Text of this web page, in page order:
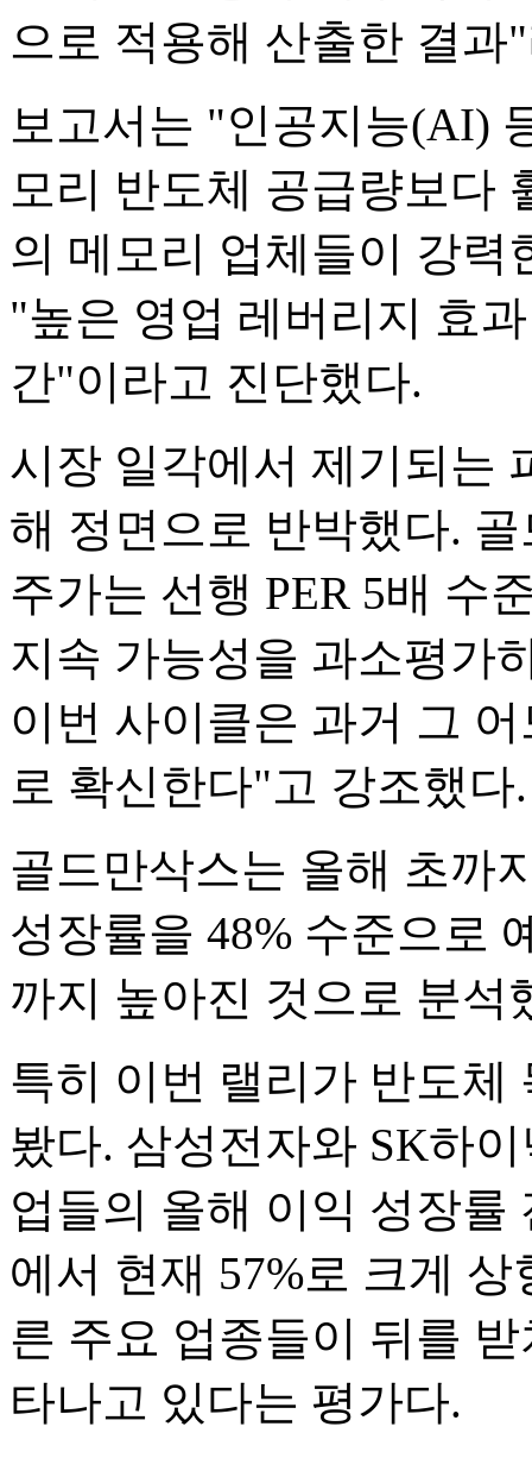
으로 적용해 산출한 결과
보고서는 "인공지능(AI)
모리 반도체 공급량보다
의 메모리 업체들이 강
"높은 영업 레버리지 효
간"이라고 진단했다.
시장 일각에서 제기되는
해 정면으로 반박했다.
주가는 선행 PER 5배 수
지속 가능성을 과소평가
이번 사이클은 과거 그
로 확신한다"고 강조했다.
골드만삭스는 올해 초까
성장률을 48% 수준으로
까지 높아진 것으로 분석
특히 이번 랠리가 반도체
봤다. 삼성전자와 SK하
업들의 올해 이익 성장률
에서 현재 57%로 크게
른 주요 업종들이 뒤를
타나고 있다는 평가다.